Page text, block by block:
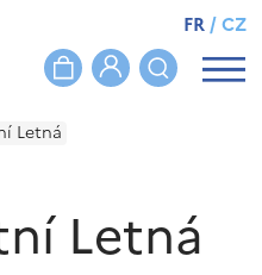
FR/CZ
Letná
Letná